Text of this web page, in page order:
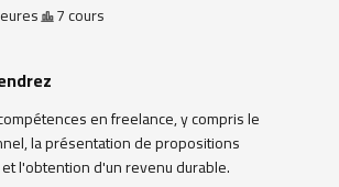
7 cours
en freelance, y compris le
la présentation de propositions
l'obtention d'un revenu durable.